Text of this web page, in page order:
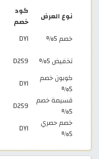
نوع العرض
كود
خصم
خصم 5%
DYI
تخفيض 5%
D259
كوبون خصم
5%
DYI
قسيمة خصم
5%
D259
خصم حصري
5%
DYI